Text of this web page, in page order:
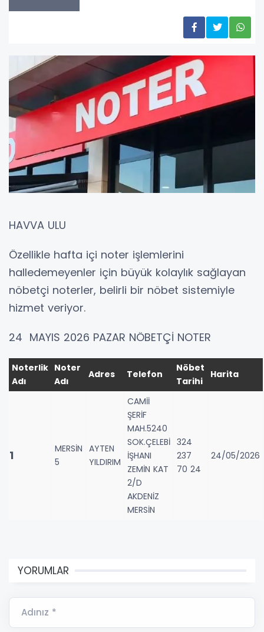
HAVVA ULU
Özellikle hafta içi noter işlemlerini
halledemeyenler için büyük kolaylık sağlayan
nöbetçi noterler, belirli bir nöbet sistemiyle
hizmet veriyor.
24 MAYIS 2026 PAZAR NÖBETÇİ NOTER
Noterlik
Adı
Noter
Adı
Adres Telefon
Nöbet
Tarihi
Harita
1
MERSİN
5
AYTEN
YILDIRIM
CAMİİ
ŞERİF
MAH.5240
SOK.ÇELEBİ
İŞHANI
ZEMİN KAT
2/D
AKDENİZ
MERSİN
324
237
70 24
24/05/2026
YORUMLAR
Adınız *